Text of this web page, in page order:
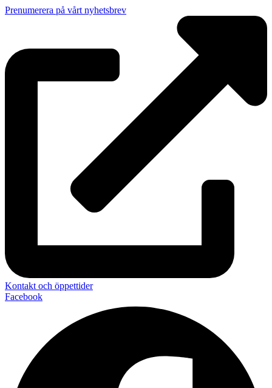
Prenumerera på vårt nyhetsbrev
Kontakt och öppettider
Facebook